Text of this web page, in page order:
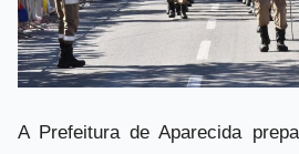
A Prefeitura de Aparecida